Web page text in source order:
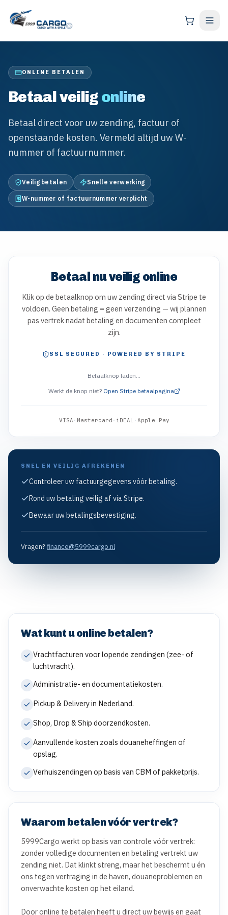
ONLINE BETALEN
Betaal veiligonline
Betaal direct voor uw zending, factuur of
openstaande kosten. Vermeld altijd uw W-
nummer of factuurnummer.
Veilig betalen Snelle verwerking
W-nummer of factuurnummer verplicht
Betaal nu veilig online
Klik op de betaalknop om uw zending direct via Stripe te
voldoen. Geen betaling = geen verzending — wij plannen
pas vertrek nadat betaling en documenten compleet
zijn.
SSL SECURED · POWERED BY STRIPE
Betaalknop laden…
Werkt de knop niet? Open Stripe betaalpagina
VISA · Mastercard · iDEAL · Apple Pay
SNEL EN VEILIG AFREKENEN
Controleer uw factuurgegevens vóór betaling.
Rond uw betaling veilig af via Stripe.
Bewaar uw betalingsbevestiging.
Vragen?finance@5999cargo.nl
Wat kunt u online betalen?
Vrachtfacturen voor lopende zendingen (zee- of
luchtvracht).
Administratie- en documentatiekosten.
Pickup & Delivery in Nederland.
Shop, Drop & Ship doorzendkosten.
Aanvullende kosten zoals douaneheffingen of
opslag.
Verhuiszendingen op basis van CBM of pakketprijs.
Waarom betalen vóór vertrek?
5999Cargo werkt op basis van controle vóór vertrek:
zonder volledige documenten en betaling vertrekt uw
zending niet. Dat klinkt streng, maar het beschermt u én
ons tegen vertraging in de haven, douaneproblemen en
onverwachte kosten op het eiland.
Door online te betalen heeft u direct uw bewijs en gaat